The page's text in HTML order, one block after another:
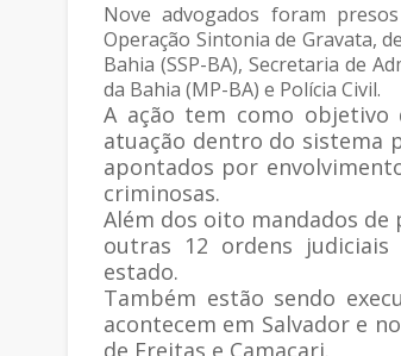
Nove advogados foram
Operação Sintonia de Gravata,
Bahia (SSP-BA), Secretaria de
da Bahia (MP-BA) e Polícia Civil.
A ação tem como objetivo
atuação dentro do sistema
apontados por
criminosas.
Além dos oito mandados
outras 12 ordens
estado.
Também estão sendo
acontecem em Salvador e
de Freitas e Camaçari.